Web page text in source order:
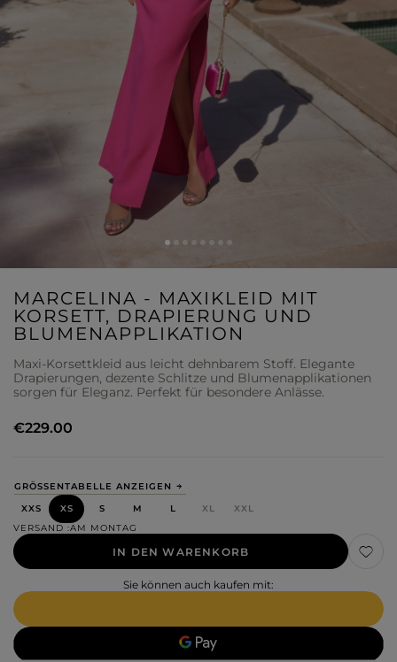
MARCELINA - MAXIKLEID MIT
KORSETT, DRAPIERUNG UND
BLUMENAPPLIKATION
Maxi-Korsettkleid aus leicht dehnbarem Stoff. Elegante
Drapierungen, dezente Schlitze und Blumenapplikationen
sorgen für Eleganz. Perfekt für besondere Anlässe.
GRÖSSENTABELLE ANZEIGEN
XXS
XS S M L XL
XXL
VERSAND
AM MONTAG
IN DEN WARENKORB
Sie können auch kaufen mit:
€229.00